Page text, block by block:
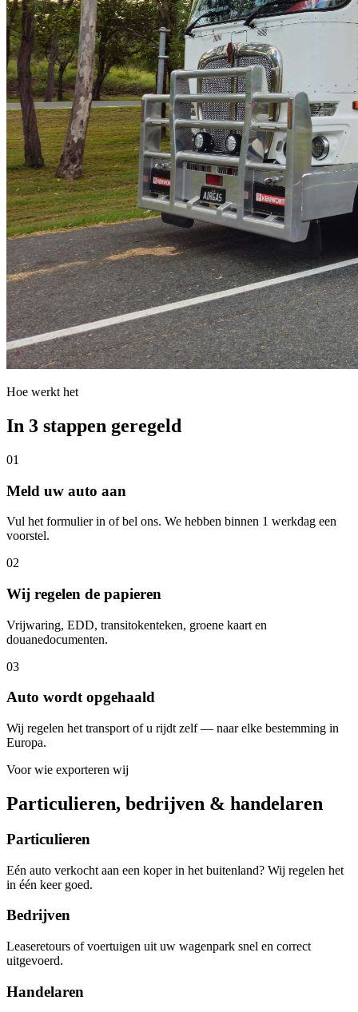
Hoe werkt het
In 3 stappen geregeld
01
Meld uw auto aan
Vul het formulier in of bel ons. We hebben binnen 1 werkdag een
voorstel.
02
Wij regelen de papieren
Vrijwaring, EDD, transitokenteken, groene kaart en
douanedocumenten.
03
Auto wordt opgehaald
Wij regelen het transport of u rijdt zelf — naar elke bestemming in
Europa.
Voor wie exporteren wij
Particulieren, bedrijven & handelaren
Particulieren
Eén auto verkocht aan een koper in het buitenland? Wij regelen het
in één keer goed.
Bedrijven
Leaseretours of voertuigen uit uw wagenpark snel en correct
uitgevoerd.
Handelaren